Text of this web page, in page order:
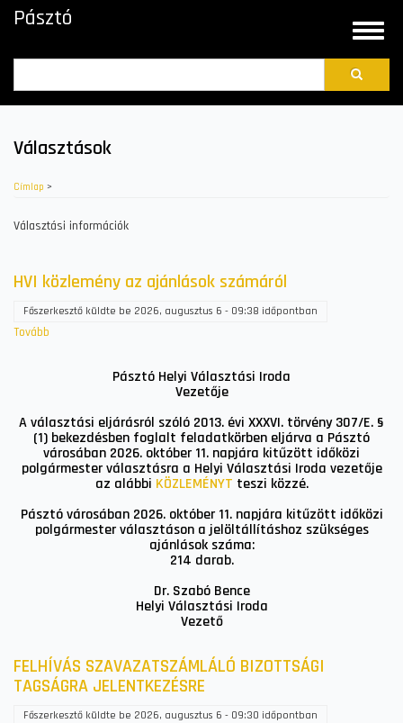
Ugrás
Toggle
Pásztó
Választások
Címlap >
Választási információk
HVI közlemény az ajánlások számáról
Főszerkesztő küldte be 2026, augusztus 6 - 09:38 időpontban
Tovább
Pásztó Helyi Választási Iroda
Vezetője
A választási eljárásról szóló 2013. évi XXXVI. törvény 307/E. §
(1) bekezdésben foglalt feladatkörben eljárva a Pásztó
városában 2026. október 11. napjára kitűzött időközi
polgármester választásra a Helyi Választási Iroda vezetője
az alábbi KÖZLEMÉNYT teszi közzé.
Pásztó városában 2026. október 11. napjára kitűzött időközi
polgármester választáson a jelöltállításhoz szükséges
ajánlások száma:
214 darab.
Dr. Szabó Bence
Helyi Választási Iroda
Vezető
FELHÍVÁS SZAVAZATSZÁMLÁLÓ BIZOTTSÁGI
TAGSÁGRA JELENTKEZÉSRE
Főszerkesztő küldte be 2026, augusztus 6 - 09:30 időpontban